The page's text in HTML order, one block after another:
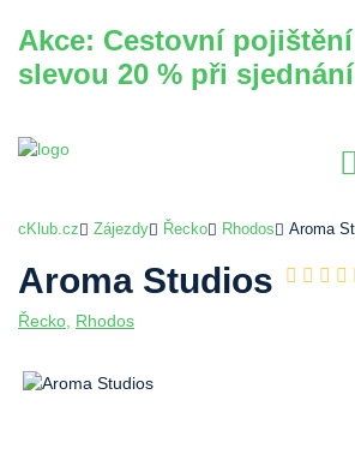
Akce: Cestovní
slevou 20 % při
cKlub.cz Zájezdy Řecko Rhodos Aroma
Aroma Studios
Řecko Rhodos